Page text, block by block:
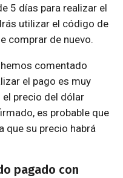
5 días para realizar el
utilizar el código de
comprar de nuevo.
comentado
el pago es muy
el precio del dólar
es probable que
que su precio habrá
pagado con